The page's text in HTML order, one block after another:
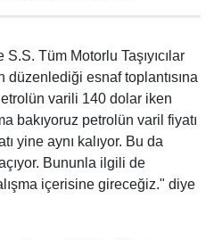
Tüm Motorlu Taşıyıcılar
düzenlediği esnaf toplantısına
varili 140 dolar iken
bakıyoruz petrolün varil fiyatı
yine aynı kalıyor. Bu da
Bununla ilgili de
içerisine gireceğiz." diye